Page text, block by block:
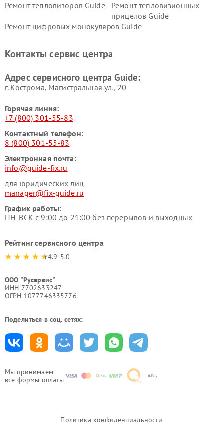
Мы принимаем
все формы оплаты
Ремонт тепловизоров Guide
Ремонт тепловизионных
прицелов Guide
Ремонт цифровых монокуляров Guide
Контакты сервис центра
Адрес сервисного центра Guide:
г. Кострома, Магистральная ул., 20
Горячая линия:
+7 (800) 301-55-83
Контактный телефон:
8 (800) 301-55-83
Электронная почта:
info@guide-fix.ru
для юридических лиц
manager@fix-guide.ru
График работы:
ПН-ВСК с 9:00 до 21:00 без перерывов и выходных
Рейтинг сервисного центра
4.9-5.0
ООО "Русервис"
ИНН 7702633247
ОГРН 1077746335776
Поделиться в соц. сетях:
Политика конфиденциальности